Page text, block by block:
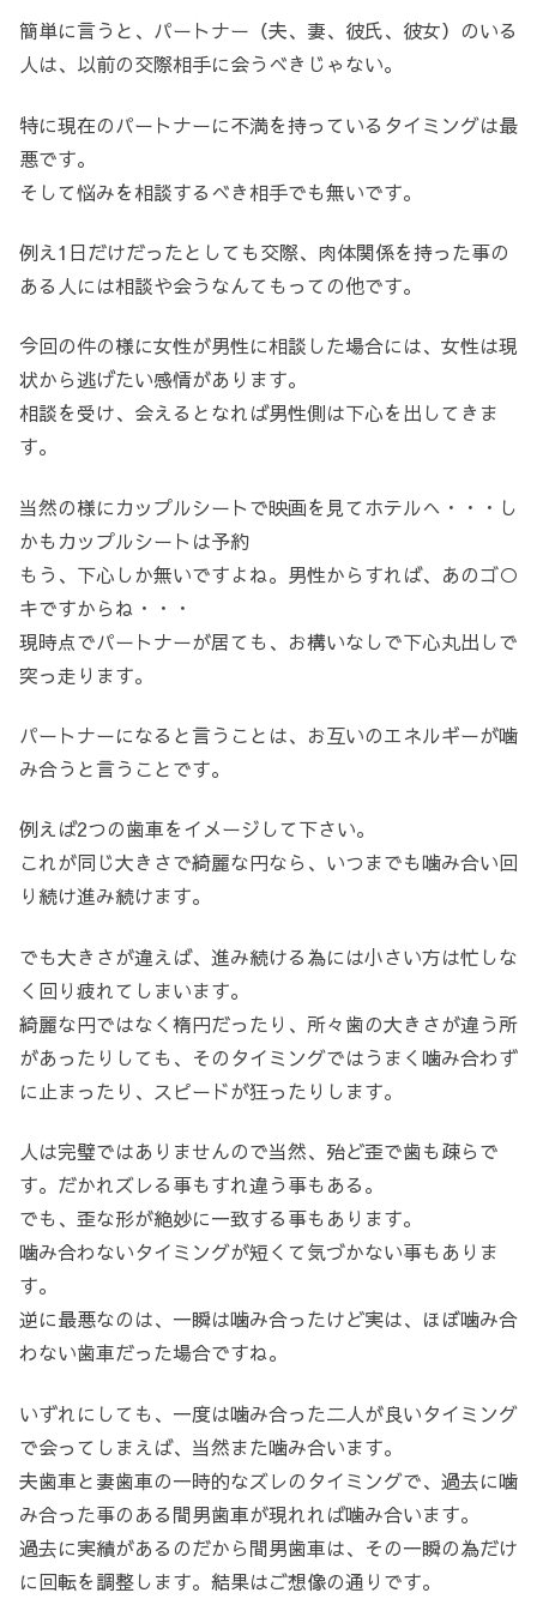
簡単に言うと、パートナー（夫、妻、彼氏、彼女）のいる
人は、以前の交際相手に会うべきじゃない。
特に現在のパートナーに不満を持っているタイミングは最
悪です。
そして悩みを相談するべき相手でも無いです。
例え1日だけだったとしても交際、肉体関係を持った事の
ある人には相談や会うなんてもっての他です。
今回の件の様に女性が男性に相談した場合には、女性は現
状から逃げたい感情があります。
相談を受け、会えるとなれば男性側は下心を出してきま
す。
当然の様にカップルシートで映画を見てホテルへ・・・し
かもカップルシートは予約
もう、下心しか無いですよね。男性からすれば、あのゴ○
キですからね・・・
現時点でパートナーが居ても、お構いなしで下心丸出しで
突っ走ります。
パートナーになると言うことは、お互いのエネルギーが噛
み合うと言うことです。
例えば2つの歯車をイメージして下さい。
これが同じ大きさで綺麗な円なら、いつまでも噛み合い回
り続け進み続けます。
でも大きさが違えば、進み続ける為には小さい方は忙しな
く回り疲れてしまいます。
綺麗な円ではなく楕円だったり、所々歯の大きさが違う所
があったりしても、そのタイミングではうまく噛み合わず
に止まったり、スピードが狂ったりします。
人は完璧ではありませんので当然、殆ど歪で歯も疎らで
す。だかれズレる事もすれ違う事もある。
でも、歪な形が絶妙に一致する事もあります。
噛み合わないタイミングが短くて気づかない事もありま
す。
逆に最悪なのは、一瞬は噛み合ったけど実は、ほぼ噛み合
わない歯車だった場合ですね。
いずれにしても、一度は噛み合った二人が良いタイミング
で会ってしまえば、当然また噛み合います。
夫歯車と妻歯車の一時的なズレのタイミングで、過去に噛
み合った事のある間男歯車が現れれば噛み合います。
過去に実績があるのだから間男歯車は、その一瞬の為だけ
に回転を調整します。結果はご想像の通りです。